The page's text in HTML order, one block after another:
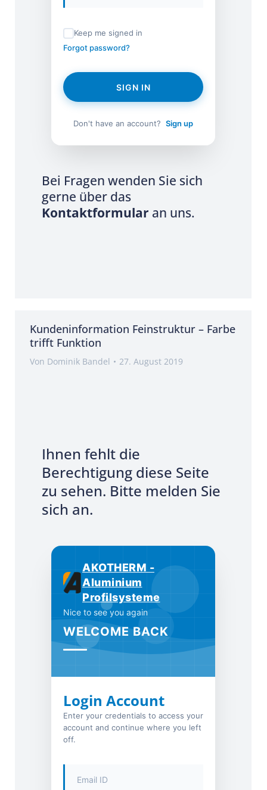
Keep me signed in
Forgot password?
SIGN IN
Don't have an account? Sign up
Bei Fragen wenden Sie sich
gerne über das
Kontaktformular an uns.
Kundeninformation Feinstruktur – Farbe
trifft Funktion
Von Dominik Bandel 27. August 2019
Ihnen fehlt die
Berechtigung diese Seite
zu sehen. Bitte melden Sie
sich an.
AKOTHERM -
Aluminium
Profilsysteme
Nice to see you again
WELCOME BACK
Login Account
Enter your credentials to access your
account and continue where you left
off.